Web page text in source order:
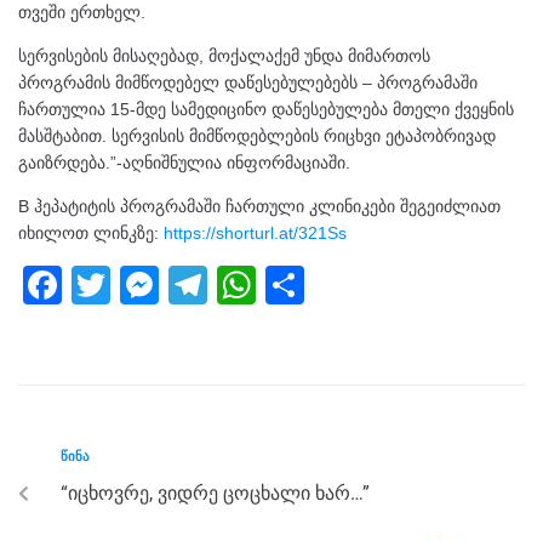
თვეში ერთხელ.
სერვისების მისაღებად, მოქალაქემ უნდა მიმართოს
პროგრამის მიმწოდებელ დაწესებულებებს – პროგრამაში
ჩართულია 15-მდე სამედიცინო დაწესებულება მთელი ქვეყნის
მასშტაბით. სერვისის მიმწოდებლების რიცხვი ეტაპობრივად
გაიზრდება.”-აღნიშნულია ინფორმაციაში.
B ჰეპატიტის პროგრამაში ჩართული კლინიკები შეგეიძლიათ
იხილოთ ლინკზე: https://shorturl.at/321Ss
F
b
o
o
T
M
g
er
T
m
W
p
p
ᲬᲘᲜᲐ
“იცხოვრე, ვიდრე ცოცხალი ხარ…”